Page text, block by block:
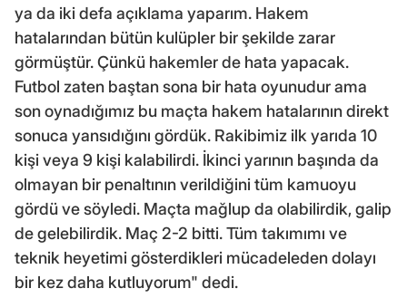
ya da iki defa açıklama yaparım. Hakem
hatalarından bütün kulüpler bir şekilde zarar
görmüştür. Çünkü hakemler de hata yapacak.
Futbol zaten baştan sona bir hata oyunudur ama
son oynadığımız bu maçta hakem hatalarının direkt
sonuca yansıdığını gördük. Rakibimiz ilk yarıda 10
kişi veya 9 kişi kalabilirdi. İkinci yarının başında da
olmayan bir penaltının verildiğini tüm kamuoyu
gördü ve söyledi. Maçta mağlup da olabilirdik, galip
de gelebilirdik. Maç 2-2 bitti. Tüm takımımı ve
teknik heyetimi gösterdikleri mücadeleden dolayı
bir kez daha kutluyorum" dedi.